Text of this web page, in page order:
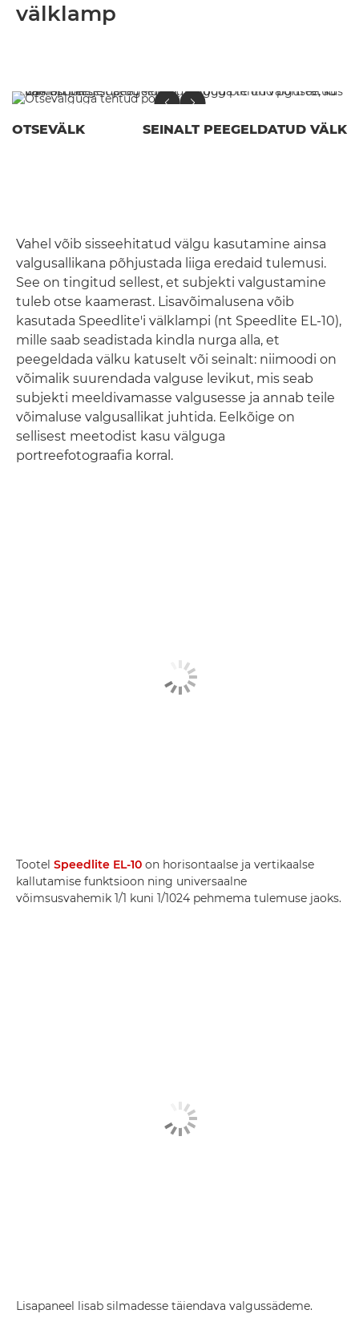
välklamp
OTSEVÄLK SEINALT PEEGELDATUD VÄLK
Vahel võib sisseehitatud välgu kasutamine ainsa
valgusallikana põhjustada liiga eredaid tulemusi.
See on tingitud sellest, et subjekti valgustamine
tuleb otse kaamerast. Lisavõimalusena võib
kasutada Speedlite'i välklampi (nt Speedlite EL-10),
mille saab seadistada kindla nurga alla, et
peegeldada välku katuselt või seinalt: niimoodi on
võimalik suurendada valguse levikut, mis seab
subjekti meeldivamasse valgusesse ja annab teile
võimaluse valgusallikat juhtida. Eelkõige on
sellisest meetodist kasu välguga
portreefotograafia korral.
Tootel Speedlite EL-10 on horisontaalse ja vertikaalse
kallutamise funktsioon ning universaalne
võimsusvahemik 1/1 kuni 1/1024 pehmema tulemuse jaoks.
Lisapaneel lisab silmadesse täiendava valgussädeme.